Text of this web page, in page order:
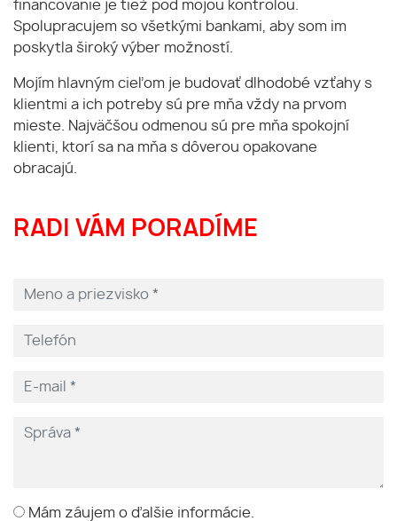
financovanie je tiež pod mojou kontrolou.
Spolupracujem so všetkými bankami, aby som im
poskytla široký výber možností.
Mojím hlavným cieľom je budovať dlhodobé vzťahy s
klientmi a ich potreby sú pre mňa vždy na prvom
mieste. Najväčšou odmenou sú pre mňa spokojní
klienti, ktorí sa na mňa s dôverou opakovane
obracajú.
RADI VÁM PORADÍME
Mám záujem o ďalšie informácie.